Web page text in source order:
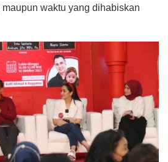
waktu yang dihabiskan